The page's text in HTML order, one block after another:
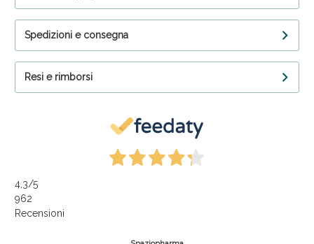
Spedizioni e consegna
Resi e rimborsi
4,3/5
962
Recensioni